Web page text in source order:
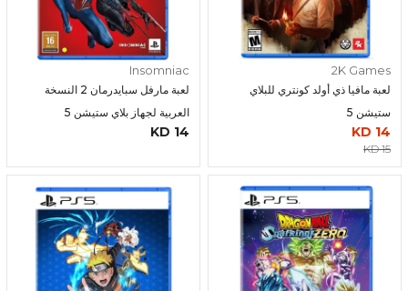
لعبة مافيا ذي أولد كونتري للبلاي
ستيشن 5
2K Games
14 KD
15 KD
لعبة مارفل سبايدرمان 2 النسخة
العربية لجهاز بلاي ستيشن 5
Insomniac
14 KD